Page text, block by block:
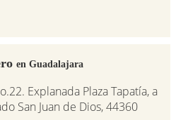
en Guadalajara
Explanada Plaza Tapatía, a
San Juan de Dios, 44360